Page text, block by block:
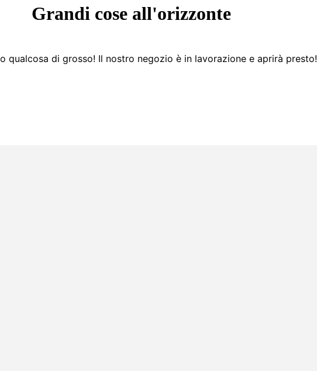
Grandi cose all'orizzonte
qualcosa di grosso! Il nostro negozio è in lavorazione e aprirà presto!